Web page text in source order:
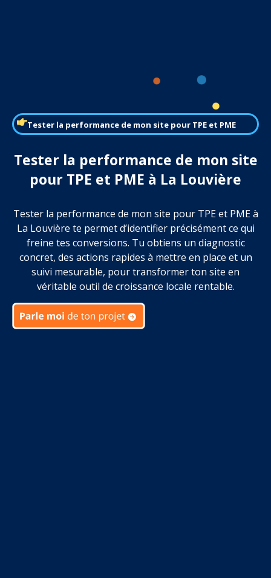
Tester la performance de mon site pour TPE et PME
Tester la performance de mon site
pour TPE et PME à La Louvière
Tester la performance de mon site pour TPE et PME à
La Louvière te permet d’identifier précisément ce qui
freine tes conversions. Tu obtiens un diagnostic
concret, des actions rapides à mettre en place et un
suivi mesurable, pour transformer ton site en
véritable outil de croissance locale rentable.